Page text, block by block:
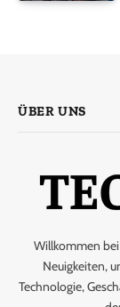
ÜBER UNS
Willkommen
Neuigkeiten,
Technologie,